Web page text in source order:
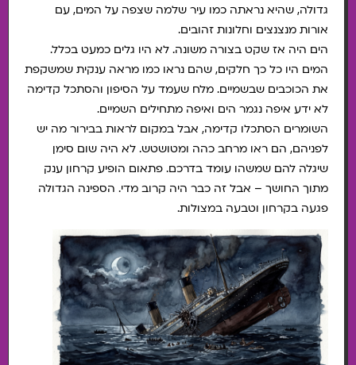
גדולה, שהיא נראתה כמו עיר שלמה שצפה על המים, עם
אורות מנצנצים וחלונות זהובים.
הים היה אז שקט בצורה משונה. לא היו גלים כמעט בכלל.
המים היו כל כך חלקים, שהם נראו כמו מראה ענקית שמשקפת
את הכוכבים שבשמיים. מלח שעמד על הסיפון והסתכל קדימה
לא ידע איפה נגמר הים ואיפה מתחילים השמיים.
השומרים הסתכלו קדימה, אבל במקום לראות בבירור מה יש
לפניהם, הם ראו מרחב כהה ומטושטש. לא היה שום סימן
שיגלה להם שמשהו עומד בדרכם. פתאום הופיע קרחון ענק
מתוך החושך – אבל זה כבר היה קרוב מדי. הספינה הגדולה
פגעה בקרחון וטבעה במצולות.